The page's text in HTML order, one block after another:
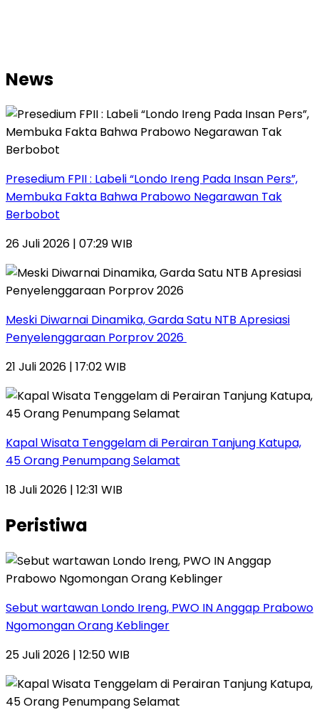
News
Presedium FPII : Labeli “Londo Ireng Pada Insan Pers”,
Membuka Fakta Bahwa Prabowo Negarawan Tak
Berbobot
26 Juli 2026 | 07:29 WIB
Meski Diwarnai Dinamika, Garda Satu NTB Apresiasi
Penyelenggaraan Porprov 2026 ‎
21 Juli 2026 | 17:02 WIB
Kapal Wisata Tenggelam di Perairan Tanjung Katupa,
45 Orang Penumpang Selamat
18 Juli 2026 | 12:31 WIB
Peristiwa
Sebut wartawan Londo Ireng, PWO IN Anggap Prabowo
Ngomongan Orang Keblinger
25 Juli 2026 | 12:50 WIB